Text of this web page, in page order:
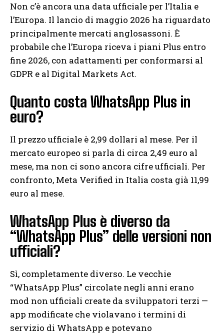
Non c’è ancora una data ufficiale per l’Italia e
l’Europa. Il lancio di maggio 2026 ha riguardato
principalmente mercati anglosassoni. È
probabile che l’Europa riceva i piani Plus entro
fine 2026, con adattamenti per conformarsi al
GDPR e al Digital Markets Act.
Quanto costa WhatsApp Plus in
euro?
Il prezzo ufficiale è 2,99 dollari al mese. Per il
mercato europeo si parla di circa 2,49 euro al
mese, ma non ci sono ancora cifre ufficiali. Per
confronto, Meta Verified in Italia costa già 11,99
euro al mese.
WhatsApp Plus è diverso da
“WhatsApp Plus” delle versioni non
ufficiali?
Sì, completamente diverso. Le vecchie
“WhatsApp Plus” circolate negli anni erano
mod non ufficiali create da sviluppatori terzi —
app modificate che violavano i termini di
servizio di WhatsApp e potevano